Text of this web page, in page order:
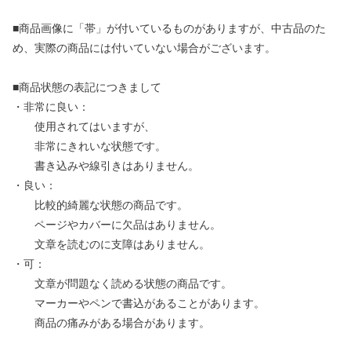
■商品画像に「帯」が付いているものがありますが、中古品のた
め、実際の商品には付いていない場合がございます。
■商品状態の表記につきまして
・非常に良い：
使用されてはいますが、
非常にきれいな状態です。
書き込みや線引きはありません。
・良い：
比較的綺麗な状態の商品です。
ページやカバーに欠品はありません。
文章を読むのに支障はありません。
・可：
文章が問題なく読める状態の商品です。
マーカーやペンで書込があることがあります。
商品の痛みがある場合があります。